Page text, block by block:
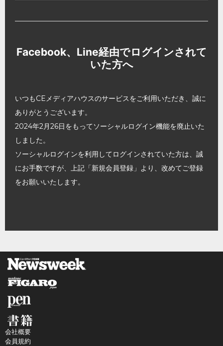
Facebook、Line経由でログインされて
いた方へ
いつもCEメディアハウスのサービスをご利用いただき、誠に
ありがとうございます。
2024年2月26日をもってソーシャルログイン機能を廃止いた
しました。
ソーシャルログインを利用してログインされていた方は、誠
にお手数ですが、上記「新規会員登録」より、改めてご登録
をお願いいたします。
会社概要
会員規約